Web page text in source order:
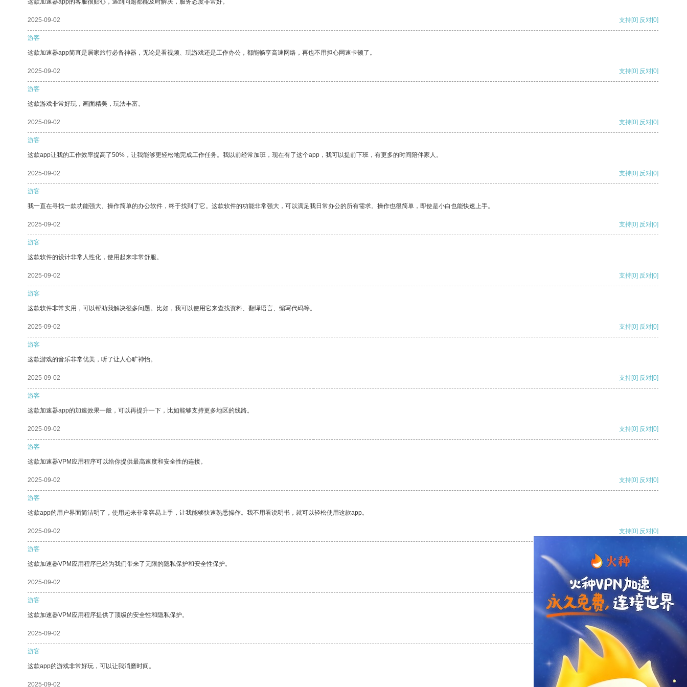
这款加速器app的客服很贴心，遇到问题都能及时解决，服务态度非常好。
2025-09-02 支持[0] 反对[0]
游客
这款加速器app简直是居家旅行必备神器，无论是看视频、玩游戏还是工作办公，都能畅享高速网络，再也不用担心网速卡顿了。
2025-09-02 支持[0] 反对[0]
游客
这款游戏非常好玩，画面精美，玩法丰富。
2025-09-02 支持[0] 反对[0]
游客
这款app让我的工作效率提高了50%，让我能够更轻松地完成工作任务。我以前经常加班，现在有了这个app，我可以提前下班，有更多的时间陪伴家人。
2025-09-02 支持[0] 反对[0]
游客
我一直在寻找一款功能强大、操作简单的办公软件，终于找到了它。这款软件的功能非常强大，可以满足我日常办公的所有需求。操作也很简单，即使是小白也能快速上手。
2025-09-02 支持[0] 反对[0]
游客
这款软件的设计非常人性化，使用起来非常舒服。
2025-09-02 支持[0] 反对[0]
游客
这款软件非常实用，可以帮助我解决很多问题。比如，我可以使用它来查找资料、翻译语言、编写代码等。
2025-09-02 支持[0] 反对[0]
游客
这款游戏的音乐非常优美，听了让人心旷神怡。
2025-09-02 支持[0] 反对[0]
游客
这款加速器app的加速效果一般，可以再提升一下，比如能够支持更多地区的线路。
2025-09-02 支持[0] 反对[0]
游客
这款加速器VPM应用程序可以给你提供最高速度和安全性的连接。
2025-09-02 支持[0] 反对[0]
游客
这款app的用户界面简洁明了，使用起来非常容易上手，让我能够快速熟悉操作。我不用看说明书，就可以轻松使用这款app。
2025-09-02 支持[0] 反对[0]
游客
这款加速器VPM应用程序已经为我们带来了无限的隐私保护和安全性保护。
2025-09-02 支持[0] 反对
游客
这款加速器VPM应用程序提供了顶级的安全性和隐私保护。
2025-09-02 支持
游客
这款app的游戏非常好玩，可以让我消磨时间。
2025-09-02 反对 [0]